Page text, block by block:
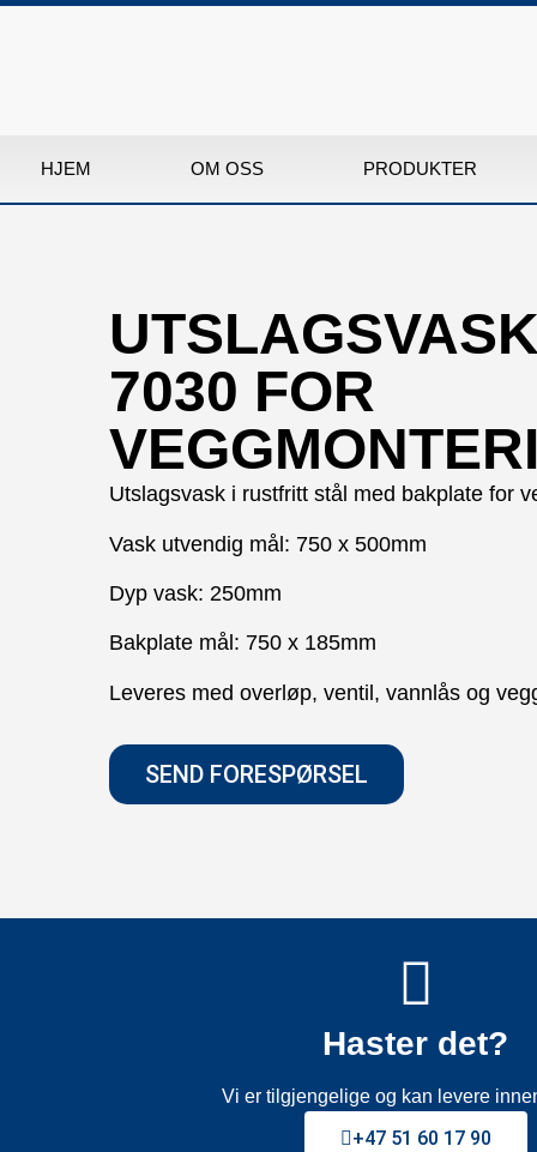
HJEM OM OSS PRODUKTER
7030 FOR
Utslagsvask i rustfritt stål med bakplate for
Vask utvendig mål: 750 x 500mm
Dyp vask: 250mm
Bakplate mål: 750 x 185mm
Leveres med overløp, ventil, vannlås og
SEND FORESPØRSEL
Haster det?
Vi er tilgjengelige og kan levere
+47 51 60 17 90